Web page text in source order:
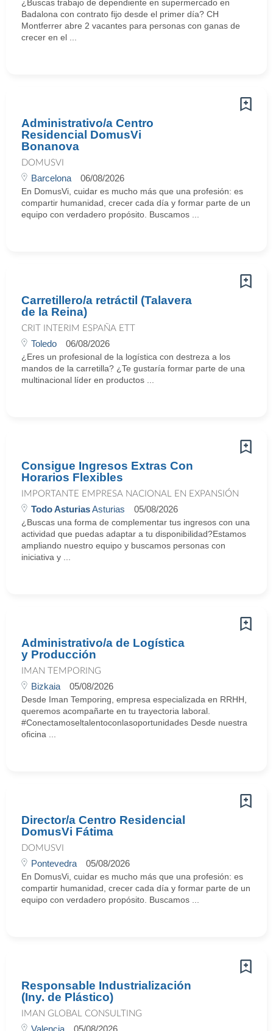
¿Buscas trabajo de dependiente en supermercado en
Badalona con contrato fijo desde el primer día? CH
Montferrer abre 2 vacantes para personas con ganas de
crecer en el ...
Administrativo/a Centro
Residencial DomusVi
Bonanova
DOMUSVI
Barcelona 06/08/2026
En DomusVi, cuidar es mucho más que una profesión: es
compartir humanidad, crecer cada día y formar parte de un
equipo con verdadero propósito. Buscamos ...
Carretillero/a retráctil (Talavera
de la Reina)
CRIT INTERIM ESPAÑA ETT
Toledo 06/08/2026
¿Eres un profesional de la logística con destreza a los
mandos de la carretilla? ¿Te gustaría formar parte de una
multinacional líder en productos ...
Consigue Ingresos Extras Con
Horarios Flexibles
IMPORTANTE EMPRESA NACIONAL EN EXPANSIÓN
Todo AsturiasAsturias 05/08/2026
¿Buscas una forma de complementar tus ingresos con una
actividad que puedas adaptar a tu disponibilidad?Estamos
ampliando nuestro equipo y buscamos personas con
iniciativa y ...
Administrativo/a de Logística
y Producción
IMAN TEMPORING
Bizkaia 05/08/2026
Desde Iman Temporing, empresa especializada en RRHH,
queremos acompañarte en tu trayectoria laboral.
#Conectamoseltalentoconlasoportunidades Desde nuestra
oficina ...
Director/a Centro Residencial
DomusVi Fátima
DOMUSVI
Pontevedra 05/08/2026
En DomusVi, cuidar es mucho más que una profesión: es
compartir humanidad, crecer cada día y formar parte de un
equipo con verdadero propósito. Buscamos ...
Responsable Industrialización
(Iny. de Plástico)
IMAN GLOBAL CONSULTING
Valencia 05/08/2026